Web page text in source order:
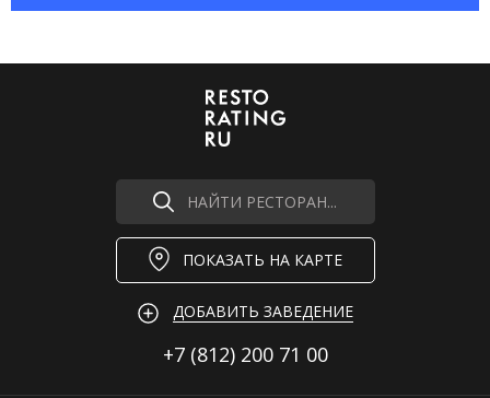
НАЙТИ РЕСТОРАН...
ПОКАЗАТЬ НА КАРТЕ
ДОБАВИТЬ ЗАВЕДЕНИЕ
+7 (812) 200 71 00